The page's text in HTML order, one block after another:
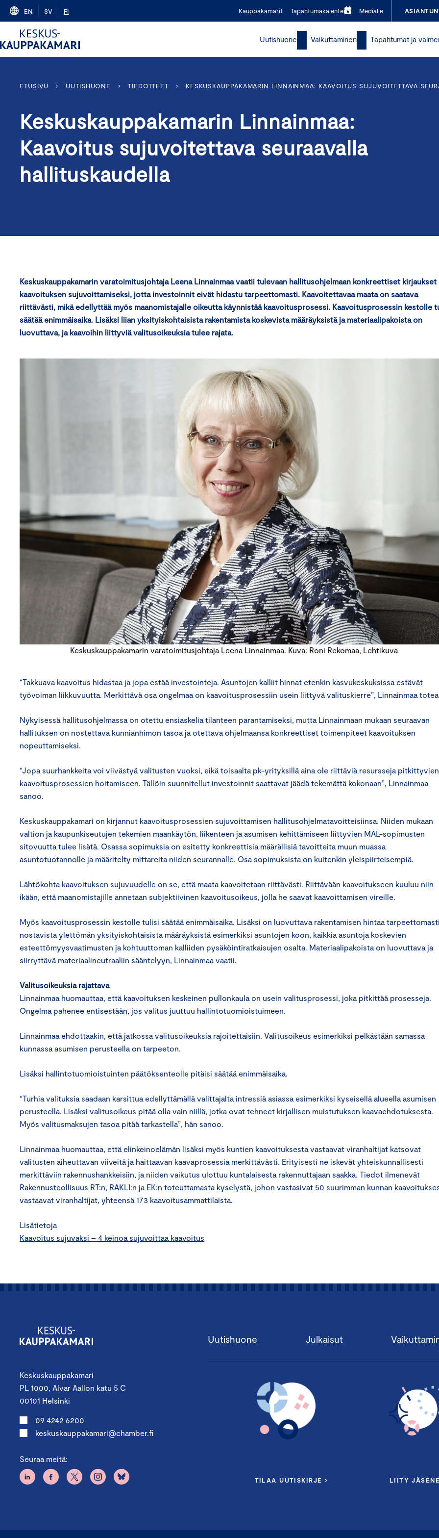
Skip
content
EN SV FI Kauppakamarit Tapahtumakalenteri Medialle
Uutishuone Vaikuttaminen Tapahtumat ja
ETUSIVU › UUTISHUONE › TIEDOTTEET › KESKUSKAUPPAKAMARIN LINNAINMAA: KAAVOITUS SUJUVOITETTAVA
Keskuskauppakamarin Linnainmaa:
Kaavoitus sujuvoitettava seuraavalla
hallituskaudella
Keskuskauppakamarin varatoimitusjohtaja Leena Linnainmaa vaatii tulevaan hallitusohjelmaan konkreettiset kirjaukset
kaavoituksen sujuvoittamiseksi, jotta investoinnit eivät hidastu tarpeettomasti. Kaavoitettavaa maata on saatava
riittävästi, mikä edellyttää myös maanomistajalle oikeutta käynnistää kaavoitusprosessi. Kaavoitusprosessin kestolle
säätää enimmäisaika. Lisäksi liian yksityiskohtaisista rakentamista koskevista määräyksistä ja materiaalipakoista on
luovuttava, ja kaavoihin liittyviä valitusoikeuksia tulee rajata.
Keskuskauppakamarin varatoimitusjohtaja Leena Linnainmaa. Kuva: Roni Rekomaa, Lehtikuva
“Takkuava kaavoitus hidastaa ja jopa estää investointeja. Asuntojen kalliit hinnat etenkin kasvukeskuksissa estävät
työvoiman liikkuvuutta. Merkittävä osa ongelmaa on kaavoitusprosessiin usein liittyvä valituskierre”, Linnainmaa
Nykyisessä hallitusohjelmassa on otettu ensiaskelia tilanteen parantamiseksi, mutta Linnainmaan mukaan seuraavan
hallituksen on nostettava kunnianhimon tasoa ja otettava ohjelmaansa konkreettiset toimenpiteet kaavoituksen
nopeuttamiseksi.
“Jopa suurhankkeita voi viivästyä valitusten vuoksi, eikä toisaalta pk-yrityksillä aina ole riittäviä resursseja pitkittyvien
kaavoitusprosessien hoitamiseen. Tällöin suunnitellut investoinnit saattavat jäädä tekemättä kokonaan”, Linnainmaa
sanoo.
Keskuskauppakamari on kirjannut kaavoitusprosessien sujuvoittamisen hallitusohjelmatavoitteisiinsa. Niiden mukaan
valtion ja kaupunkiseutujen tekemien maankäytön, liikenteen ja asumisen kehittämiseen liittyvien MAL-sopimusten
sitovuutta tulee lisätä. Osassa sopimuksia on esitetty konkreettisia määrällisiä tavoitteita muun muassa
asuntotuotannolle ja määritelty mittareita niiden seurannalle. Osa sopimuksista on kuitenkin yleispiirteisempiä.
Lähtökohta kaavoituksen sujuvuudelle on se, että maata kaavoitetaan riittävästi. Riittävään kaavoitukseen kuuluu niin
ikään, että maanomistajille annetaan subjektiivinen kaavoitusoikeus, jolla he saavat kaavoittamisen vireille.
Myös kaavoitusprosessin kestolle tulisi säätää enimmäisaika. Lisäksi on luovuttava rakentamisen hintaa
nostavista ylettömän yksityiskohtaisista määräyksistä esimerkiksi asuntojen koon, kaikkia asuntoja koskevien
esteettömyysvaatimusten ja kohtuuttoman kalliiden pysäköintiratkaisujen osalta. Materiaalipakoista on luovuttava ja
siirryttävä materiaalineutraaliin sääntelyyn, Linnainmaa vaatii.
Valitusoikeuksia rajattava
Linnainmaa huomauttaa, että kaavoituksen keskeinen pullonkaula on usein valitusprosessi, joka pitkittää prosesseja.
Ongelma pahenee entisestään, jos valitus juuttuu hallintotuomioistuimeen.
Linnainmaa ehdottaakin, että jatkossa valitusoikeuksia rajoitettaisiin. Valitusoikeus esimerkiksi pelkästään samassa
kunnassa asumisen perusteella on tarpeeton.
Lisäksi hallintotuomioistuinten päätöksenteolle pitäisi säätää enimmäisaika.
“Turhia valituksia saadaan karsittua edellyttämällä valittajalta intressiä asiassa esimerkiksi kyseisellä alueella asumisen
perusteella. Lisäksi valitusoikeus pitää olla vain niillä, jotka ovat tehneet kirjallisen muistutuksen kaavaehdotuksesta.
Myös valitusmaksujen tasoa pitää tarkastella”, hän sanoo.
Linnainmaa huomauttaa, että elinkeinoelämän lisäksi myös kuntien kaavoituksesta vastaavat viranhaltijat katsovat
valitusten aiheuttavan viiveitä ja haittaavan kaavaprosessia merkittävästi. Erityisesti ne iskevät yhteiskunnallisesti
merkittäviin rakennushankkeisiin, ja niiden vaikutus ulottuu kuntalaisesta rakennuttajaan saakka. Tiedot ilmenevät
Rakennusteollisuus RT:n, RAKLI:n ja EK:n toteuttamasta kyselystä, johon vastasivat 50 suurimman kunnan
vastaavat viranhaltijat, yhteensä 173 kaavoitusammattilaista.
Lisätietoja
Kaavoitus sujuvaksi – 4 keinoa sujuvoittaa kaavoitus
Keskuskauppakamari
PL 1000, Alvar Aallon katu 5 C
00101 Helsinki
09 4242 6200
keskuskauppakamari@chamber.fi
Seuraa meitä:
Uutishuone Julkaisut
TILAA UUTISKIRJE › LIITY